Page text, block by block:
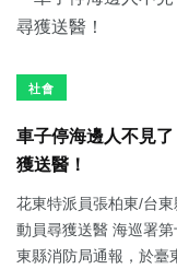
社會
車子停海邊人不見
獲送醫！
花東特派員張柏東/台
動員尋獲送醫 海巡署
東縣消防局通報，於臺